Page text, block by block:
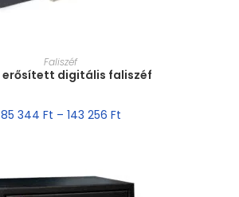
MÉRET VÁLASZTÁSA
Faliszéf
erősített digitális faliszéf
85 344 Ft – 143 256 Ft